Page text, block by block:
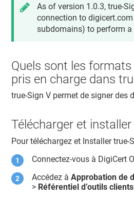
As of version 1.0.3, true-
connection to
subdomains) to perform a
Quels sont les
pris en charge dans
true-Sign V permet de signer des
Télécharger et
Pour téléchargez et Installer true-
Connectez-vous à DigiCert
Accédez àApprobation de
> Référentiel d’outils clients